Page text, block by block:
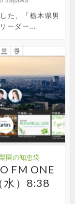
た、「栃木県男
ーダー...
園の知恵袋
FM ONE
水）8:38